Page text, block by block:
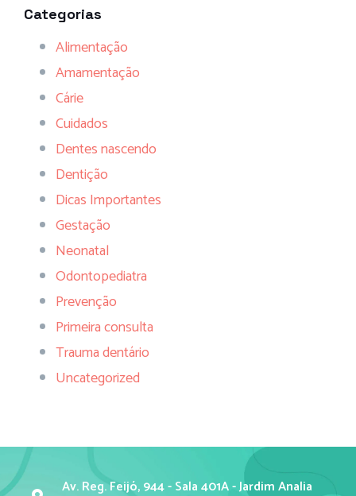
Categorias
Alimentação
Amamentação
Cárie
Cuidados
Dentes nascendo
Dentição
Dicas Importantes
Gestação
Neonatal
Odontopediatra
Prevenção
Primeira consulta
Trauma dentário
Uncategorized
Av. Reg. Feijó, 944 - Sala 401A - Jardim Analia